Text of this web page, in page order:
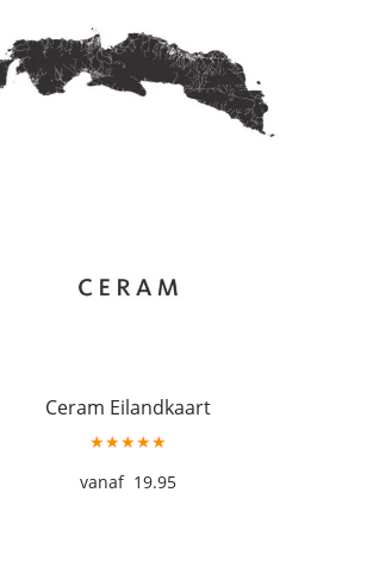
Ceram Eilandkaart
★★★★★
19.95